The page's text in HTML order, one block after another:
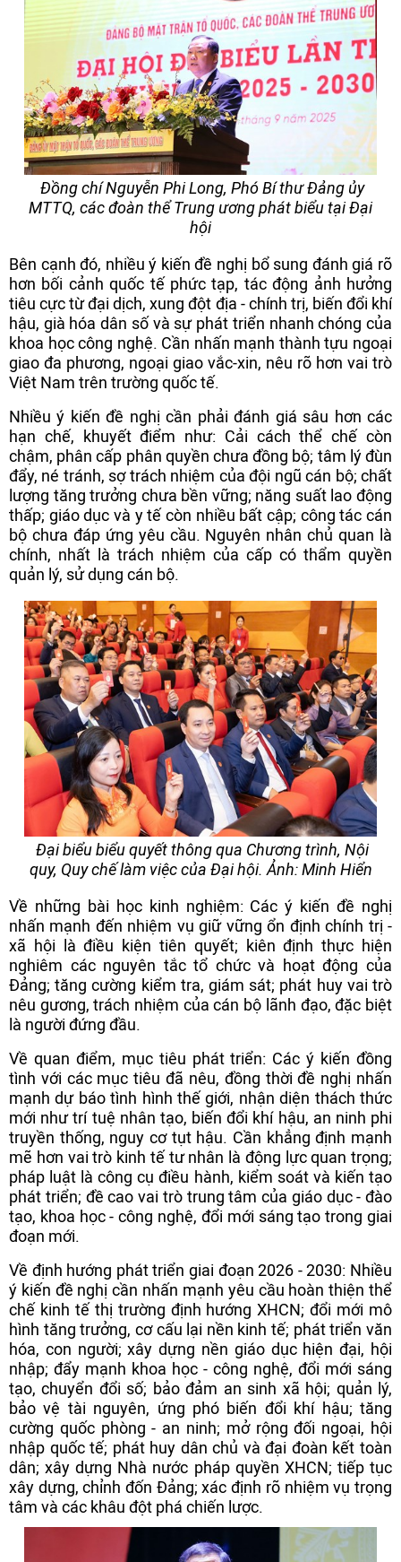
Đồng chí Nguyễn Phi Long, Phó Bí thư Đảng ủy
MTTQ, các đoàn thể Trung ương phát biểu tại Đại
hội
Bên cạnh đó, nhiều ý kiến đề nghị bổ sung đánh giá rõ
hơn bối cảnh quốc tế phức tạp, tác động ảnh hưởng
tiêu cực từ đại dịch, xung đột địa - chính trị, biến đổi khí
hậu, già hóa dân số và sự phát triển nhanh chóng của
khoa học công nghệ. Cần nhấn mạnh thành tựu ngoại
giao đa phương, ngoại giao vắc-xin, nêu rõ hơn vai trò
Việt Nam trên trường quốc tế.
Nhiều ý kiến đề nghị cần phải đánh giá sâu hơn các
hạn chế, khuyết điểm như: Cải cách thể chế còn
chậm, phân cấp phân quyền chưa đồng bộ; tâm lý đùn
đẩy, né tránh, sợ trách nhiệm của đội ngũ cán bộ; chất
lượng tăng trưởng chưa bền vững; năng suất lao động
thấp; giáo dục và y tế còn nhiều bất cập; công tác cán
bộ chưa đáp ứng yêu cầu. Nguyên nhân chủ quan là
chính, nhất là trách nhiệm của cấp có thẩm quyền
quản lý, sử dụng cán bộ.
Đại biểu biểu quyết thông qua Chương trình, Nội
quy, Quy chế làm việc của Đại hội. Ảnh: Minh Hiển
Về những bài học kinh nghiệm: Các ý kiến đề nghị
nhấn mạnh đến nhiệm vụ giữ vững ổn định chính trị -
xã hội là điều kiện tiên quyết; kiên định thực hiện
nghiêm các nguyên tắc tổ chức và hoạt động của
Đảng; tăng cường kiểm tra, giám sát; phát huy vai trò
nêu gương, trách nhiệm của cán bộ lãnh đạo, đặc biệt
là người đứng đầu.
Về quan điểm, mục tiêu phát triển: Các ý kiến đồng
tình với các mục tiêu đã nêu, đồng thời đề nghị nhấn
mạnh dự báo tình hình thế giới, nhận diện thách thức
mới như trí tuệ nhân tạo, biến đổi khí hậu, an ninh phi
truyền thống, nguy cơ tụt hậu. Cần khẳng định mạnh
mẽ hơn vai trò kinh tế tư nhân là động lực quan trọng;
pháp luật là công cụ điều hành, kiểm soát và kiến tạo
phát triển; đề cao vai trò trung tâm của giáo dục - đào
tạo, khoa học - công nghệ, đổi mới sáng tạo trong giai
đoạn mới.
Về định hướng phát triển giai đoạn 2026 - 2030: Nhiều
ý kiến đề nghị cần nhấn mạnh yêu cầu hoàn thiện thể
chế kinh tế thị trường định hướng XHCN; đổi mới mô
hình tăng trưởng, cơ cấu lại nền kinh tế; phát triển văn
hóa, con người; xây dựng nền giáo dục hiện đại, hội
nhập; đẩy mạnh khoa học - công nghệ, đổi mới sáng
tạo, chuyển đổi số; bảo đảm an sinh xã hội; quản lý,
bảo vệ tài nguyên, ứng phó biến đổi khí hậu; tăng
cường quốc phòng - an ninh; mở rộng đối ngoại, hội
nhập quốc tế; phát huy dân chủ và đại đoàn kết toàn
dân; xây dựng Nhà nước pháp quyền XHCN; tiếp tục
xây dựng, chỉnh đốn Đảng; xác định rõ nhiệm vụ trọng
tâm và các khâu đột phá chiến lược.